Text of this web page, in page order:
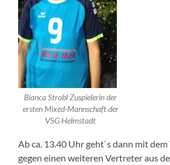
Bianca Strobl Zuspielerin der
ersten Mixed-Mannschaft der
VSG Helmstadt
Ab ca. 13.40 Uhr geht`s dann mit dem
gegen einen weiteren Vertreter aus